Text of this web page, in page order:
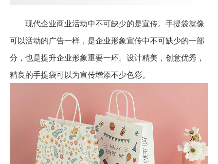
现代企业商业活动中不可缺少的是宣传。手提袋就像
可以活动的广告一样，是企业形象宣传中不可缺少的一部
分，也是提升企业形象重要一环。设计精美，创意优秀，
精良的手提袋可以为宣传增添不少色彩。